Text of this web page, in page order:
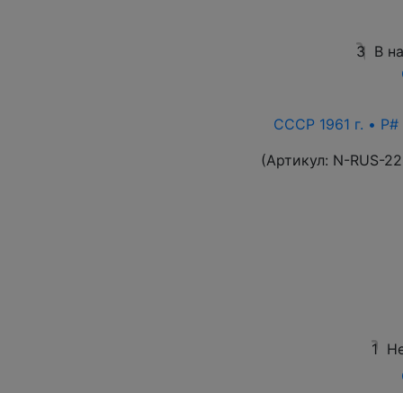
3 В
СССР 1961 г. •
(Артикул: N-RUS-
1